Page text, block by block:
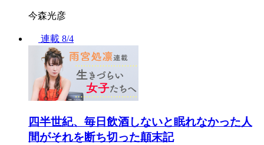
今森光彦
連載 8/4
四半世紀、毎日飲酒しないと眠れなかった人
間がそれを断ち切った顛末記